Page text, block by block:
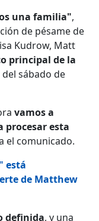
una familia",
de pésame de
Kudrow, Matt
principal de la
sábado de
vamos a
procesar esta
el comunicado.
está
de Matthew
definida, y una